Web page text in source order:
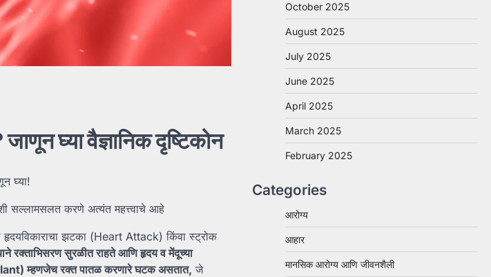
जाणूनघ्यावैज्ञानिकदृष्टिकोन
घ्या!
सल्लामसलत करणे अत्यंत महत्त्वाचे आहे
झटका (Heart Attack) किंवा स्ट्रोक
रक्ताभिसरणसुरळीतराहतेआणिहृदयवमेंदूच्या
म्हणजेचरक्तपातळकरणारेघटकअसतात, जे
October 2025
August 2025
July 2025
June 2025
April 2025
March 2025
February 2025
Categories
आरोग्य
आहार
मानसिक आरोग्य आणि जीवनशैली